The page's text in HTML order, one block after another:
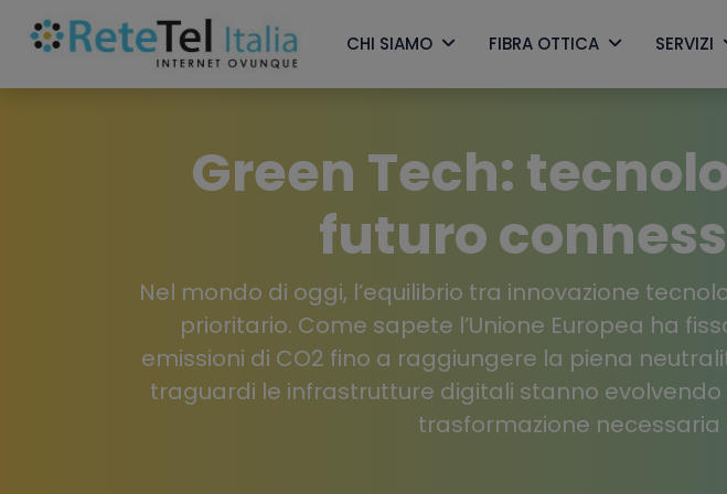
CHI SIAMO FIBRA OTTICA SERVIZI
Green Tech:
futuro
Nel mondo di oggi, l’equilibrio tra innovazione
prioritario. Come sapete l’Unione Europea ha
emissioni di CO2 fino a raggiungere la piena
traguardi le infrastrutture digitali stanno
trasformazione